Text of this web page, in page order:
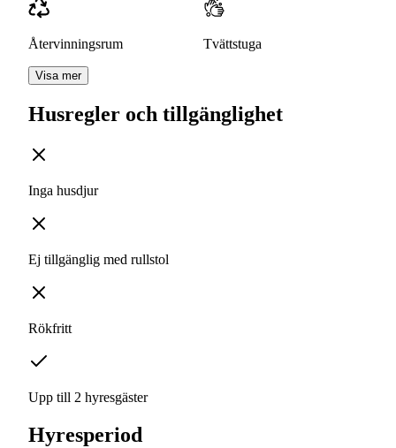
Återvinningsrum Tvättstuga
Visa mer
Husregler och tillgänglighet
Inga husdjur
Ej tillgänglig med rullstol
Rökfritt
Upp till 2 hyresgäster
Hyresperiod